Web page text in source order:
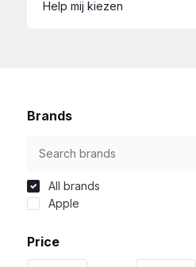
Help mij kiezen
Brands
All brands
Apple
Price